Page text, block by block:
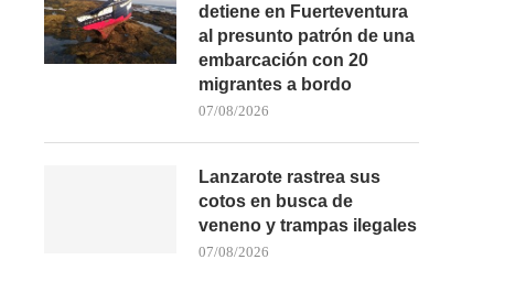
detiene en Fuerteventura
al presunto patrón de una
embarcación con 20
migrantes a bordo
07/08/2026
Lanzarote rastrea sus
cotos en busca de
veneno y trampas ilegales
07/08/2026